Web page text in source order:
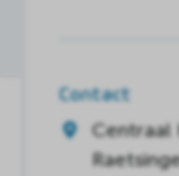
Contact
Centraal